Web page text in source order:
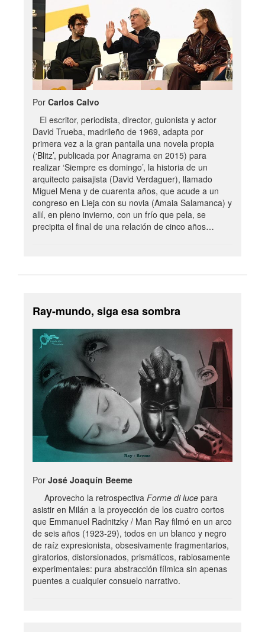
Por Carlos Calvo
El escritor, periodista, director, guionista y actor
David Trueba, madrileño de 1969, adapta por
primera vez a la gran pantalla una novela propia
(‘Blitz’, publicada por Anagrama en 2015) para
realizar ‘Siempre es domingo’, la historia de un
arquitecto paisajista (David Verdaguer), llamado
Miguel Mena y de cuarenta años, que acude a un
congreso en Lieja con su novia (Amaia Salamanca) y
allí, en pleno invierno, con un frío que pela, se
precipita el final de una relación de cinco años…
Ray-mundo, siga esa sombra
Por José Joaquín Beeme
Aprovecho la retrospectiva Forme di luce para
asistir en Milán a la proyección de los cuatro cortos
que Emmanuel Radnitzky / Man Ray filmó en un arco
de seis años (1923-29), todos en un blanco y negro
de raíz expresionista, obsesivamente fragmentarios,
giratorios, distorsionados, prismáticos, rabiosamente
experimentales: pura abstracción fílmica sin apenas
puentes a cualquier consuelo narrativo.